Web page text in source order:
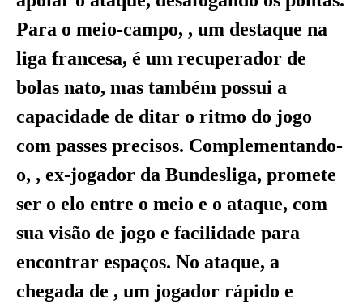
Para o meio-campo, , um destaque na
liga francesa, é um recuperador de
bolas nato, mas também possui a
capacidade de ditar o ritmo do jogo
com passes precisos. Complementando-
o, , ex-jogador da Bundesliga, promete
ser o elo entre o meio e o ataque, com
sua visão de jogo e facilidade para
encontrar espaços. No ataque, a
chegada de , um jogador rápido e